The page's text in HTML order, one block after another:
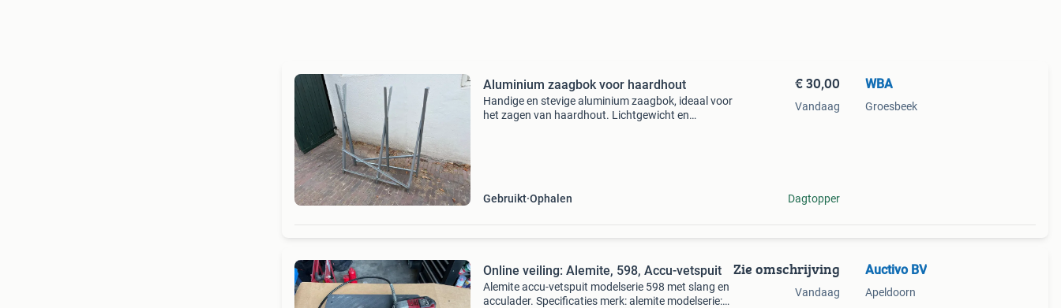
Aluminium zaagbok voor haardhout
Handige en stevige aluminium zaagbok, ideaal voor
het zagen van haardhout. Lichtgewicht en
Gebruikt Ophalen
€ 30,00
Vandaag
Dagtopper
WBA
Groesbeek
Online veiling: Alemite, 598, Accu-vetspuit
Alemite accu-vetspuit modelserie 598 met slang en
acculader. Specificaties merk: alemite modelserie:
Zie omschrijving
Vandaag
Auctivo BV
Apeldoorn